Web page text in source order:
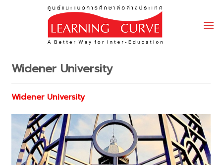
Widener University
Widener University